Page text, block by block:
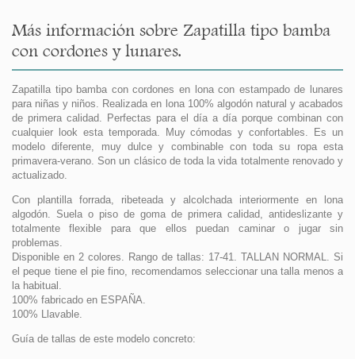
Más información sobre Zapatilla tipo bamba
con cordones y lunares.
Zapatilla tipo bamba con cordones en lona con estampado de lunares
para niñas y niños. Realizada en lona 100% algodón natural y acabados
de primera calidad. Perfectas para el día a día porque combinan con
cualquier look esta temporada. Muy cómodas y confortables. Es un
modelo diferente, muy dulce y combinable con toda su ropa esta
primavera-verano. Son un clásico de toda la vida totalmente renovado y
actualizado.
Con plantilla forrada, ribeteada y alcolchada interiormente en lona
algodón. Suela o piso de goma de primera calidad, antideslizante y
totalmente flexible para que ellos puedan caminar o jugar sin
problemas.
Disponible en 2 colores. Rango de tallas: 17-41. TALLAN NORMAL. Si
el peque tiene el pie fino, recomendamos seleccionar una talla menos a
la habitual.
100% fabricado en ESPAÑA.
100% Llavable.
Guía de tallas de este modelo concreto: